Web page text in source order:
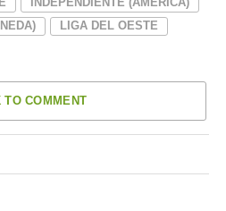
LIGA DEL OESTE
TO COMMENT